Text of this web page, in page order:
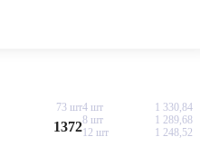
73 шт
1372
4 шт
1 330,84
8 шт
1 289,68
12 шт
1 248,52